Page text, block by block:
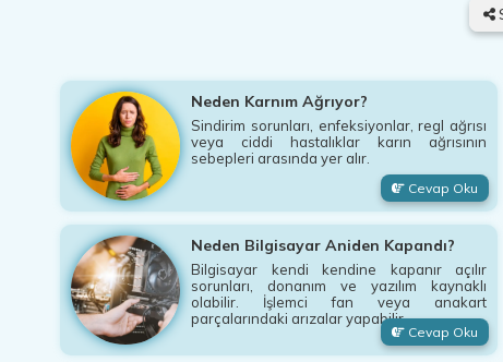
Neden Karnım Ağrıyor?
Sindirim sorunları, enfeksiyonlar, regl ağrısı
veya ciddi hastalıklar karın ağrısının
sebepleri arasında yer alır.
Cevap Oku
Neden Bilgisayar Aniden Kapandı?
Bilgisayar kendi kendine kapanır açılır
sorunları, donanım ve yazılım kaynaklı
olabilir. İşlemci fan veya anakart
parçalarındaki arızalar yapabilir.
Cevap Oku